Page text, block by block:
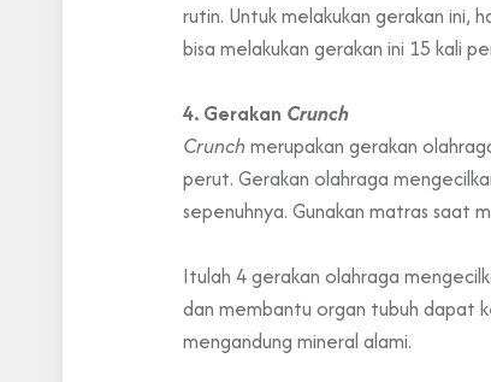
rutin. Untuk melakukan gerakan ini,
bisa melakukan gerakan ini 15 kali
4. Gerakan Crunch
Crunch merupakan gerakan
perut. Gerakan olahraga
sepenuhnya. Gunakan matras saat
Itulah 4 gerakan olahraga
dan membantu organ tubuh dapat
mengandung mineral alami.